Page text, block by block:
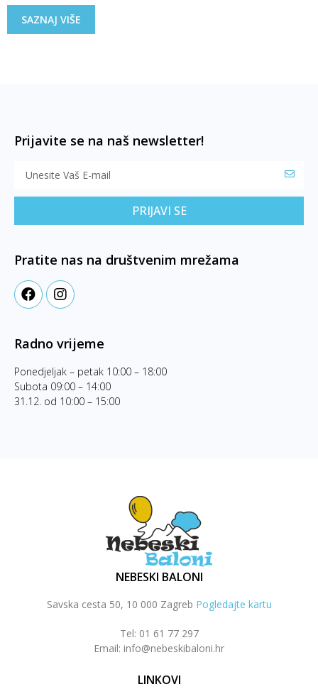
SAZNAJ VIŠE
Prijavite se na naš newsletter!
PRIJAVI SE
Pratite nas na društvenim mrežama
Radno vrijeme
Ponedjeljak – petak 10:00 – 18:00
Subota 09:00 – 14:00
31.12. od 10:00 – 15:00
NEBESKI BALONI
Savska cesta 50, 10 000 Zagreb Pogledajte kartu
Tel: 01 61 77 297
Email: info@nebeskibaloni.hr
LINKOVI